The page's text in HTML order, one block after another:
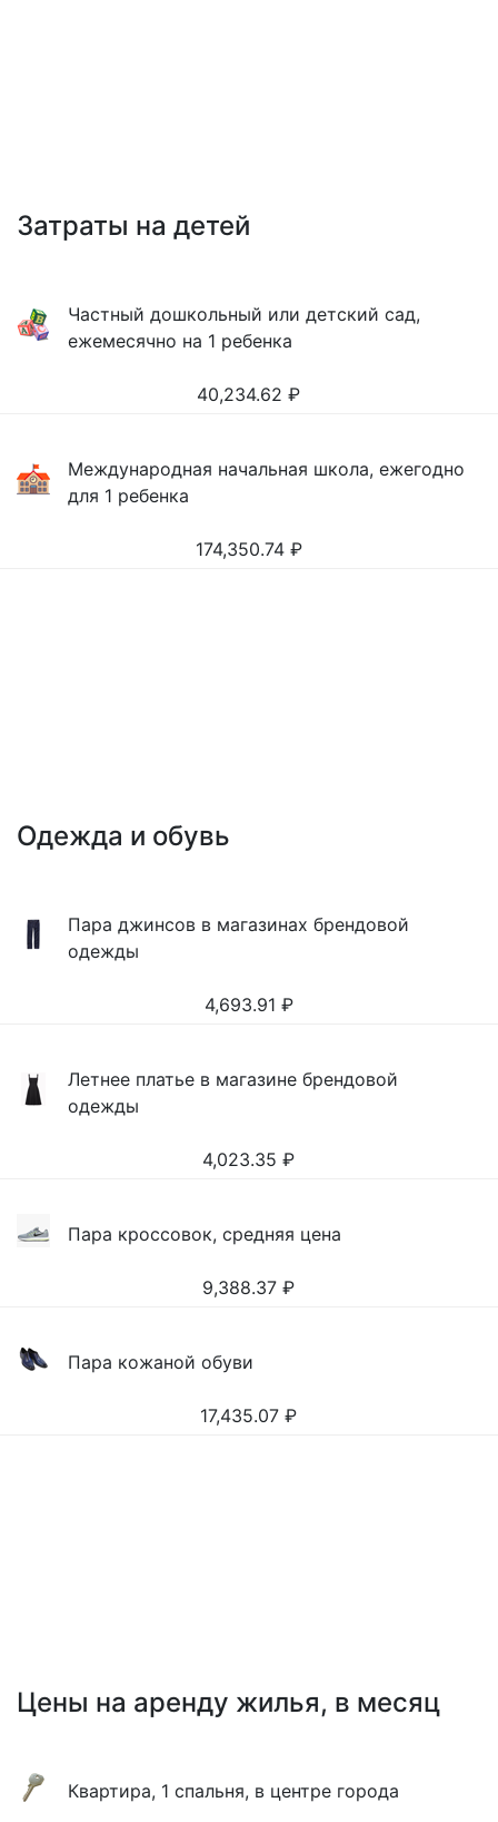
Затраты на детей
Частный дошкольный или детский сад,
ежемесячно на 1 ребенка
40,234.62 ₽
Международная начальная школа, ежегодно
для 1 ребенка
174,350.74 ₽
Одежда и обувь
Пара джинсов в магазинах брендовой
одежды
4,693.91 ₽
Летнее платье в магазине брендовой
одежды
4,023.35 ₽
Пара кроссовок, средняя цена
9,388.37 ₽
Пара кожаной обуви
17,435.07 ₽
Цены на аренду жилья, в месяц
Квартира, 1 спальня, в центре города